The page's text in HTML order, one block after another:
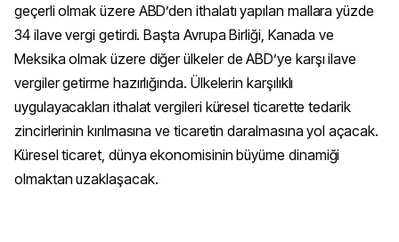
geçerli olmak üzere ABD’den ithalatı yapılan mallara yüzde
34 ilave vergi getirdi. Başta Avrupa Birliği, Kanada ve
Meksika olmak üzere diğer ülkeler de ABD’ye karşı ilave
vergiler getirme hazırlığında. Ülkelerin karşılıklı
uygulayacakları ithalat vergileri küresel ticarette tedarik
zincirlerinin kırılmasına ve ticaretin daralmasına yol açacak.
Küresel ticaret, dünya ekonomisinin büyüme dinamiği
olmaktan uzaklaşacak.